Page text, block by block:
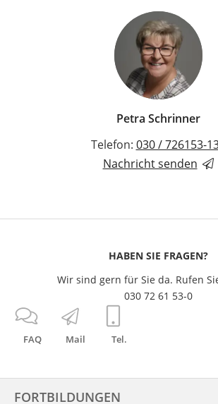
Petra Schrinner
Telefon: 030 / 726153-
Nachricht senden
FAQ Mail Tel.
HABEN SIE FRAGEN?
Wir sind gern für Sie da. Rufen
030 72 61 53-0
FORTBILDUNGEN